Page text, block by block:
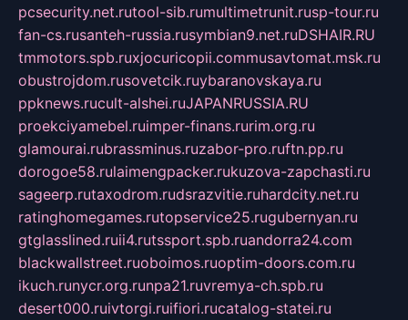
pcsecurity.net.rutool-sib.rumultimetrunit.rusp-tour.ru
fan-cs.rusanteh-russia.rusymbian9.net.ruDSHAIR.RU
tmmotors.spb.ruxjocuricopii.commusavtomat.msk.ru
obustrojdom.rusovetcik.ruybaranovskaya.ru
ppknews.rucult-alshei.ruJAPANRUSSIA.RU
proekciyamebel.ruimper-finans.rurim.org.ru
glamourai.rubrassminus.ruzabor-pro.ruftn.pp.ru
dorogoe58.rulaimengpacker.rukuzova-zapchasti.ru
sageerp.rutaxodrom.rudsrazvitie.ruhardcity.net.ru
ratinghomegames.rutopservice25.rugubernyan.ru
gtglasslined.ruii4.rutssport.spb.ruandorra24.com
blackwallstreet.ruoboimos.ruoptim-doors.com.ru
ikuch.runycr.org.runpa21.ruvremya-ch.spb.ru
desert000.ruivtorgi.ruifiori.rucatalog-statei.ru